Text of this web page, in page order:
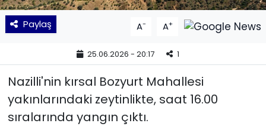
Paylaş A- A+
25.06.2026 - 20:17 1
Nazilli'nin kırsal Bozyurt Mahallesi
yakınlarındaki zeytinlikte, saat 16.00
sıralarında yangın çıktı.
SAĞLIK
SPOR
TEKNOLOJİ